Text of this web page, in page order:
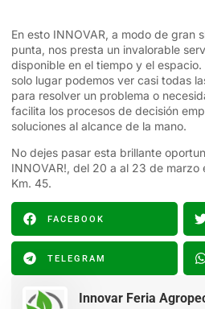
En esto INNOVAR, a modo de gran
punta, nos presta un invalorable
disponible en el tiempo y el
solo lugar podemos ver casi todas
para resolver un problema o
facilita los procesos de decisión
soluciones al alcance de la mano.
No dejes pasar esta brillante
INNOVAR!, del 20 a al 23 de marzo
Km. 45.
FACEBOOK
TELEGRAM
Innovar Feria